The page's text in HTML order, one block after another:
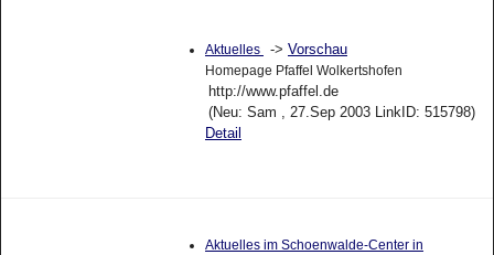
Aktuelles -> Vorschau
Homepage Pfaffel Wolkertshofen
http://www.pfaffel.de
(Neu: Sam , 27.Sep 2003 LinkID: 515798)
Detail
Aktuelles im Schoenwalde-Center in